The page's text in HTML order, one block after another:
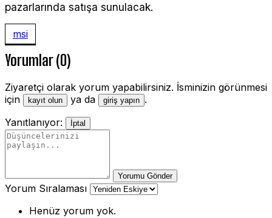
pazarlarında satışa sunulacak.
msi
Yorumlar (0)
Ziyaretçi olarak yorum yapabilirsiniz. İsminizin görünmesi
için
kayıt olun ya da giriş yapın .
Yanıtlanıyor:
İptal
Yorumu Gönder
Yorum Sıralaması
Henüz yorum yok.